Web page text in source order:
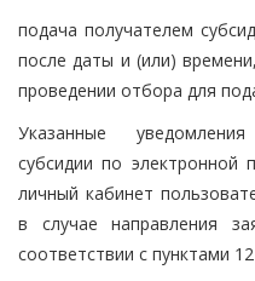
подача получателем
после даты и (или)
проведении отбора для
Указанные
субсидии по электронной
личный кабинет
в случае направления
соответствии с пунктами